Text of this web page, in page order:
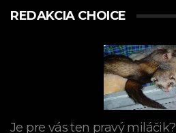
REDAKCIA CHOICE
Je pre vás ten pravý miláčik?